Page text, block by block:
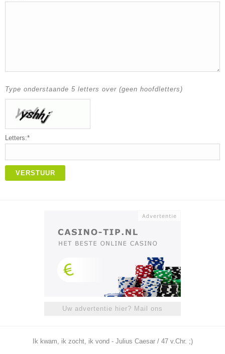
Type onderstaande 5 letters over (geen hoofdletters)
Letters:*
VERSTUUR
Uw advertentie hier? Mail ons
Ik kwam, ik zocht, ik vond - Julius Caesar / 47 v.Chr. ;)